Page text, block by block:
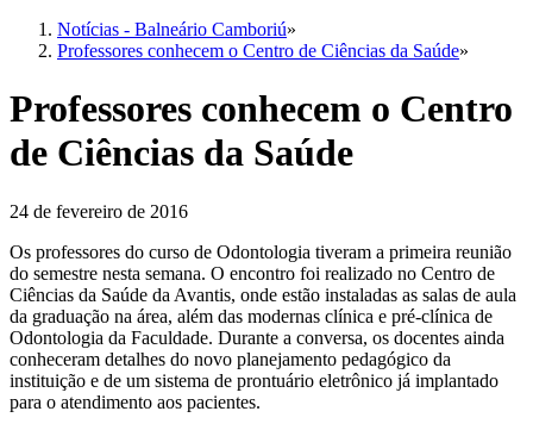
Notícias - Balneário Camboriú»
Professores conhecem o Centro de Ciências da Saúde»
Professores conhecem o Centro
de Ciências da Saúde
24 de fevereiro de 2016
Os professores do curso de Odontologia tiveram a primeira reunião
do semestre nesta semana. O encontro foi realizado no Centro de
Ciências da Saúde da Avantis, onde estão instaladas as salas de aula
da graduação na área, além das modernas clínica e pré-clínica de
Odontologia da Faculdade. Durante a conversa, os docentes ainda
conheceram detalhes do novo planejamento pedagógico da
instituição e de um sistema de prontuário eletrônico já implantado
para o atendimento aos pacientes.